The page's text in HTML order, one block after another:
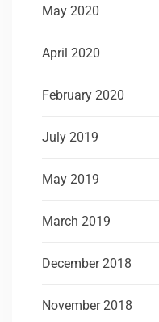
May 2020
April 2020
February 2020
July 2019
May 2019
March 2019
December 2018
November 2018